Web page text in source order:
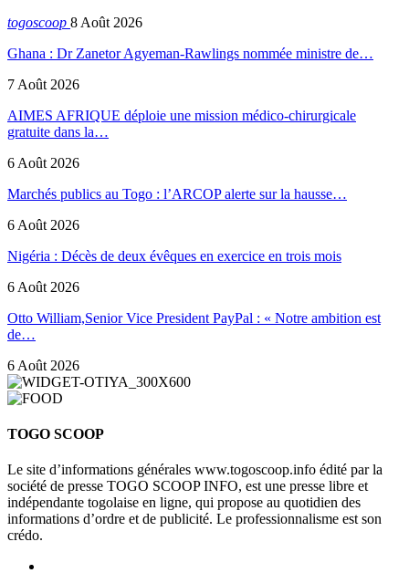
togoscoop 8 Août 2026
Ghana : Dr Zanetor Agyeman-Rawlings nommée ministre de…
7 Août 2026
AIMES AFRIQUE déploie une mission médico-chirurgicale
gratuite dans la…
6 Août 2026
Marchés publics au Togo : l’ARCOP alerte sur la hausse…
6 Août 2026
Nigéria : Décès de deux évêques en exercice en trois mois
6 Août 2026
Otto William,Senior Vice President PayPal : « Notre ambition est
de…
6 Août 2026
TOGO SCOOP
Le site d’informations générales www.togoscoop.info édité par la
société de presse TOGO SCOOP INFO, est une presse libre et
indépendante togolaise en ligne, qui propose au quotidien des
informations d’ordre et de publicité. Le professionnalisme est son
crédo.